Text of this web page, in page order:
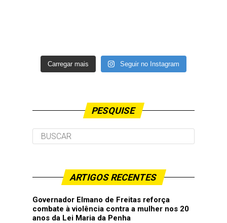
Carregar mais Seguir no Instagram
PESQUISE
ARTIGOS RECENTES
Governador Elmano de Freitas reforça
combate à violência contra a mulher nos 20
anos da Lei Maria da Penha